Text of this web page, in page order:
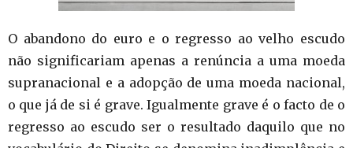
O abandono do euro e o regresso ao velho escudo
não significariam apenas a renúncia a uma moeda
supranacional e a adopção de uma moeda nacional,
o que já de si é grave. Igualmente grave é o facto de o
regresso ao escudo ser o resultado daquilo que no